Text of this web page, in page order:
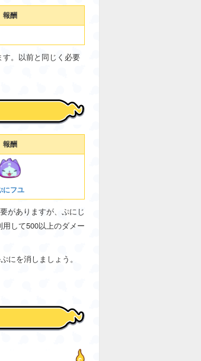
報酬
。以前と同じく必要
報酬
にフユ
がありますが、ぷにじ
して500以上のダメー
にを消しましょう。